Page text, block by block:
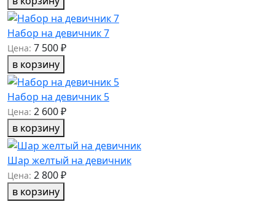
Набор на девичник 7
Цена: 7 500 ₽
в корзину
Набор на девичник 5
Цена: 2 600 ₽
в корзину
Шар желтый на девичник
Цена: 2 800 ₽
в корзину